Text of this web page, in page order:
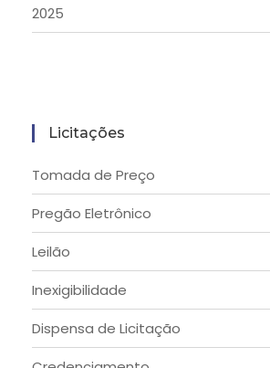
2025
Licitações
Tomada de Preço
Pregão Eletrônico
Leilão
Inexigibilidade
Dispensa de Licitação